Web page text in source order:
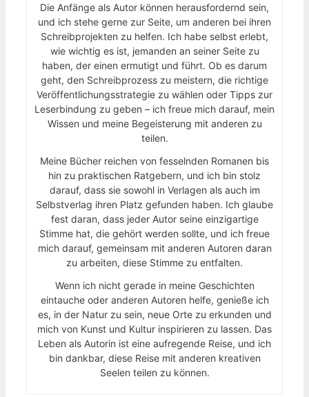
Die Anfänge als Autor können herausfordernd sein,
und ich stehe gerne zur Seite, um anderen bei ihren
Schreibprojekten zu helfen. Ich habe selbst erlebt,
wie wichtig es ist, jemanden an seiner Seite zu
haben, der einen ermutigt und führt. Ob es darum
geht, den Schreibprozess zu meistern, die richtige
Veröffentlichungsstrategie zu wählen oder Tipps zur
Leserbindung zu geben – ich freue mich darauf, mein
Wissen und meine Begeisterung mit anderen zu
teilen.
Meine Bücher reichen von fesselnden Romanen bis
hin zu praktischen Ratgebern, und ich bin stolz
darauf, dass sie sowohl in Verlagen als auch im
Selbstverlag ihren Platz gefunden haben. Ich glaube
fest daran, dass jeder Autor seine einzigartige
Stimme hat, die gehört werden sollte, und ich freue
mich darauf, gemeinsam mit anderen Autoren daran
zu arbeiten, diese Stimme zu entfalten.
Wenn ich nicht gerade in meine Geschichten
eintauche oder anderen Autoren helfe, genieße ich
es, in der Natur zu sein, neue Orte zu erkunden und
mich von Kunst und Kultur inspirieren zu lassen. Das
Leben als Autorin ist eine aufregende Reise, und ich
bin dankbar, diese Reise mit anderen kreativen
Seelen teilen zu können.